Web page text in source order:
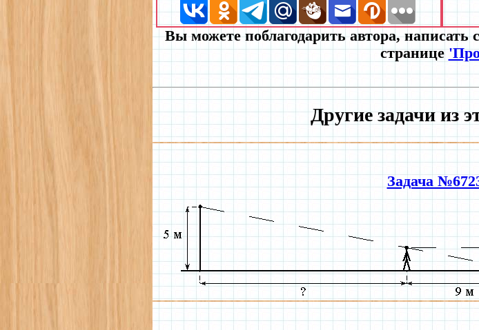
Вы можете поблагодарить автора,
странице
Другие задачи из
Задача